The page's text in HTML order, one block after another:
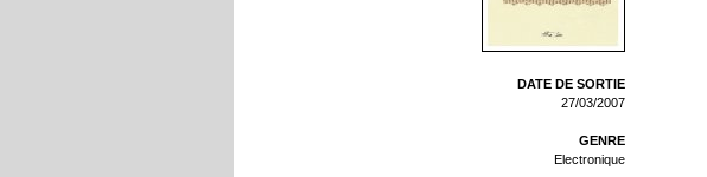
DATE DE SORTIE
27/03/2007
GENRE
Electronique